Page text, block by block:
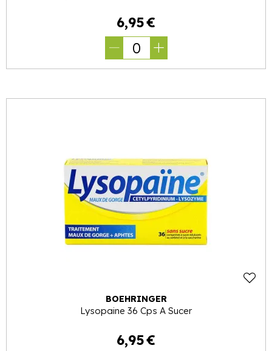
6,95€
0
BOEHRINGER
Lysopaine 36 Cps A Sucer
6,95€